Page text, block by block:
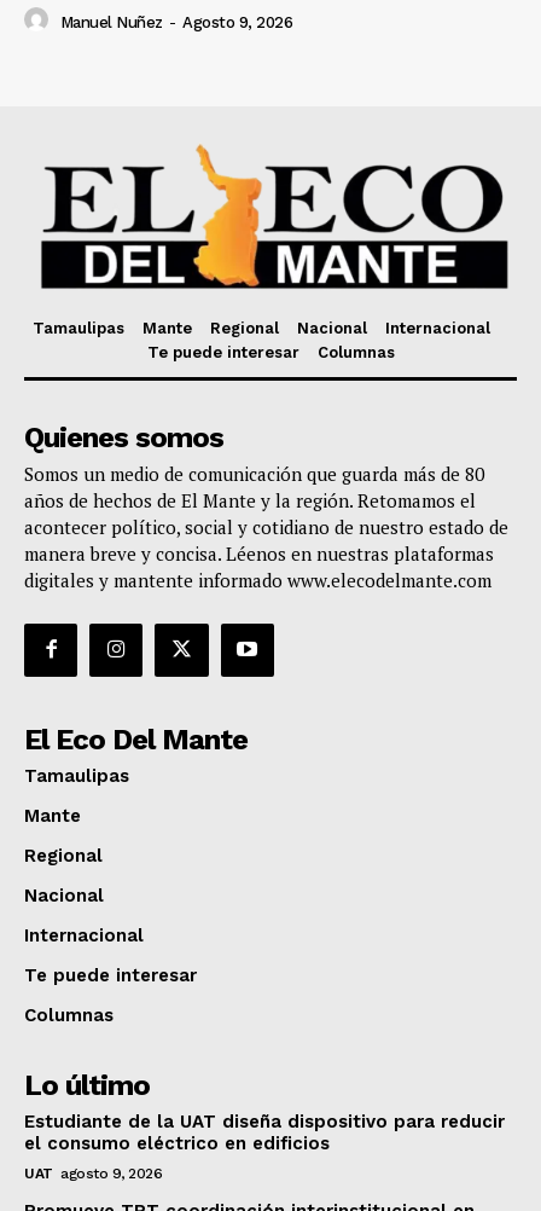
Manuel Nuñez - Agosto 9, 2026
Tamaulipas Mante Regional Nacional
Internacional
Te puede interesar
Columnas
Quienes somos
Somos un medio de comunicación que guarda más de 80
años de hechos de El Mante y la región. Retomamos el
acontecer político, social y cotidiano de nuestro estado de
manera breve y concisa. Léenos en nuestras plataformas
digitales y mantente informado www.elecodelmante.com
El Eco Del Mante
Tamaulipas
Mante
Regional
Nacional
Internacional
Te puede interesar
Columnas
Lo último
Estudiante de la UAT diseña dispositivo para reducir
el consumo eléctrico en edificios
UAT agosto 9, 2026